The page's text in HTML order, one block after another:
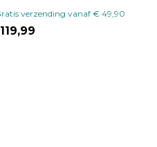
verzending vanaf € 49,90